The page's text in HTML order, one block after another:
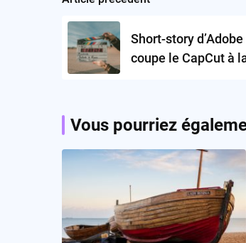
navigationShort-story
coupe le CapCut à
Vous pourriez